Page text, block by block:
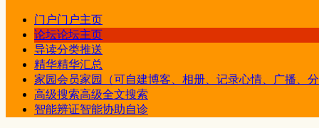
门户门户主页
论坛论坛主页
导读分类推送
精华精华汇总
家园会员家园（可自建博客、相册、记录心情、广播、
高级搜索高级全文搜索
智能辨证智能协助自诊